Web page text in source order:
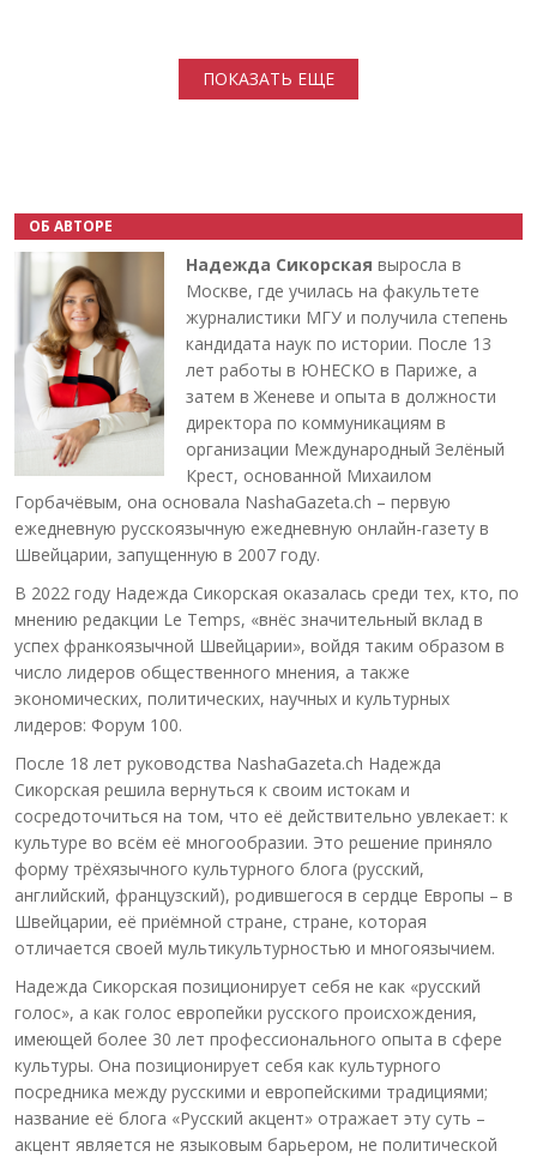
ПОКАЗАТЬ ЕЩЕ
ОБ АВТОРЕ
Надежда Сикорская выросла в
Москве, где училась на факультете
журналистики МГУ и получила степень
кандидата наук по истории. После 13
лет работы в ЮНЕСКО в Париже, а
затем в Женеве и опыта в должности
директора по коммуникациям в
организации Международный Зелёный
Крест, основанной Михаилом
Горбачёвым, она основала NashaGazeta.ch – первую
ежедневную русскоязычную ежедневную онлайн-газету в
Швейцарии, запущенную в 2007 году.
В 2022 году Надежда Сикорская оказалась среди тех, кто, по
мнению редакции Le Temps, «внёс значительный вклад в
успех франкоязычной Швейцарии», войдя таким образом в
число лидеров общественного мнения, а также
экономических, политических, научных и культурных
лидеров: Форум 100.
После 18 лет руководства NashaGazeta.ch Надежда
Сикорская решила вернуться к своим истокам и
сосредоточиться на том, что её действительно увлекает: к
культуре во всём её многообразии. Это решение приняло
форму трёхязычного культурного блога (русский,
английский, французский), родившегося в сердце Европы – в
Швейцарии, её приёмной стране, стране, которая
отличается своей мультикультурностью и многоязычием.
Надежда Сикорская позиционирует себя не как «русский
голос», а как голос европейки русского происхождения,
имеющей более 30 лет профессионального опыта в сфере
культуры. Она позиционирует себя как культурного
посредника между русскими и европейскими традициями;
название её блога «Русский акцент» отражает эту суть –
акцент является не языковым барьером, не политической